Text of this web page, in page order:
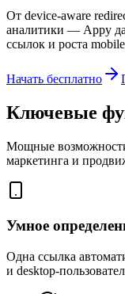
От device-aware
аналитики — Appy
ссылок и роста
Начать бесплатно
Ключевые
Мощные
маркетинга и
Умное
Одна ссылка
и desktop-